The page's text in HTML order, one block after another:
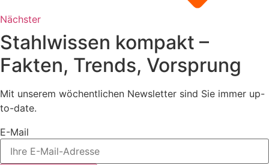
Nächster
Stahlwissen kompakt –
Fakten, Trends, Vorsprung
Mit unserem wöchentlichen Newsletter sind Sie immer up-
to-date.
E-Mail